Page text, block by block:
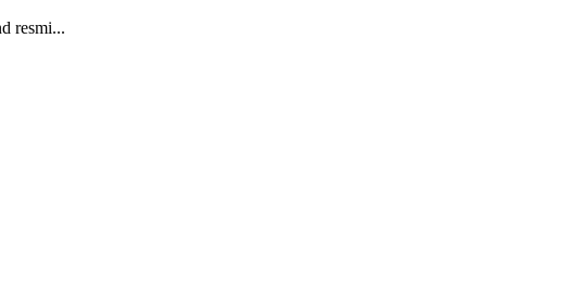
resmi...